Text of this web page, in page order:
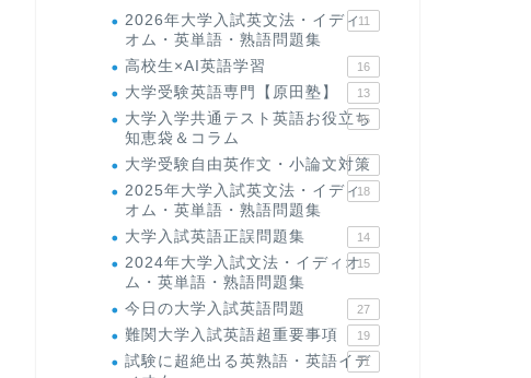
2026年大学入試英文法・イディ
オム・英単語・熟語問題集
11
高校生×AI英語学習 16
大学受験英語専門【原田塾】 13
大学入学共通テスト英語お役立ち
知恵袋＆コラム
45
大学受験自由英作文・小論文対策
8
2025年大学入試英文法・イディ
オム・英単語・熟語問題集
18
大学入試英語正誤問題集 14
2024年大学入試文法・イディオ
ム・英単語・熟語問題集
15
今日の大学入試英語問題 27
難関大学入試英語超重要事項 19
試験に超絶出る英熟語・英語イデ
71